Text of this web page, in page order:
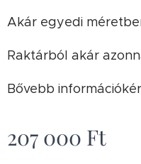
Akár egyedi
Raktárból akár
Bővebb
207 000 Ft